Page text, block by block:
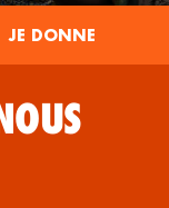
JE DONNE